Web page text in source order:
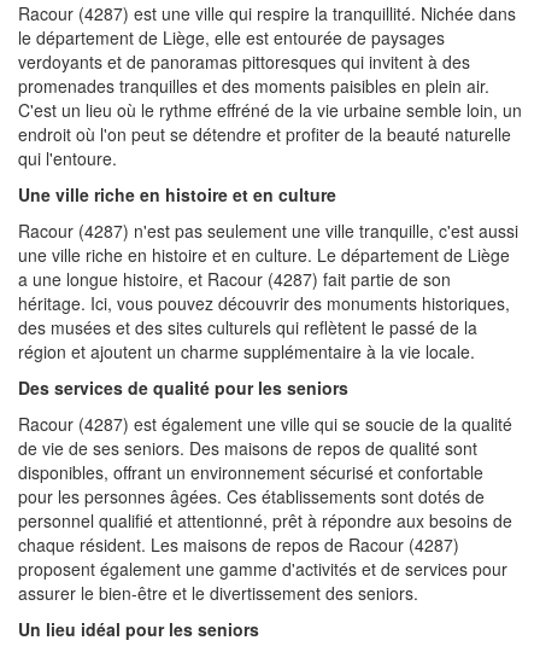
Racour (4287) est une ville qui respire la tranquillité. Nichée dans
le département de Liège, elle est entourée de paysages
verdoyants et de panoramas pittoresques qui invitent à des
promenades tranquilles et des moments paisibles en plein air.
C'est un lieu où le rythme effréné de la vie urbaine semble loin, un
endroit où l'on peut se détendre et profiter de la beauté naturelle
qui l'entoure.
Une ville riche en histoire et en culture
Racour (4287) n'est pas seulement une ville tranquille, c'est aussi
une ville riche en histoire et en culture. Le département de Liège
a une longue histoire, et Racour (4287) fait partie de son
héritage. Ici, vous pouvez découvrir des monuments historiques,
des musées et des sites culturels qui reflètent le passé de la
région et ajoutent un charme supplémentaire à la vie locale.
Des services de qualité pour les seniors
Racour (4287) est également une ville qui se soucie de la qualité
de vie de ses seniors. Des maisons de repos de qualité sont
disponibles, offrant un environnement sécurisé et confortable
pour les personnes âgées. Ces établissements sont dotés de
personnel qualifié et attentionné, prêt à répondre aux besoins de
chaque résident. Les maisons de repos de Racour (4287)
proposent également une gamme d'activités et de services pour
assurer le bien-être et le divertissement des seniors.
Un lieu idéal pour les seniors